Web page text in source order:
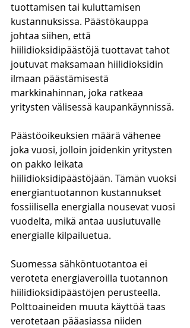
tuottamisen tai kuluttamisen
kustannuksissa. Päästökauppa
johtaa siihen, että
hiilidioksidipäästöjä tuottavat tahot
joutuvat maksamaan hiilidioksidin
ilmaan päästämisestä
markkinahinnan, joka ratkeaa
yritysten välisessä kaupankäynnissä.
Päästöoikeuksien määrä vähenee
joka vuosi, jolloin joidenkin yritysten
on pakko leikata
hiilidioksidipäästöjään. Tämän vuoksi
energiantuotannon kustannukset
fossiilisella energialla nousevat vuosi
vuodelta, mikä antaa uusiutuvalle
energialle kilpailuetua.
Suomessa sähköntuotantoa ei
veroteta energiaveroilla tuotannon
hiilidioksidipäästöjen perusteella.
Polttoaineiden muuta käyttöä taas
verotetaan pääasiassa niiden